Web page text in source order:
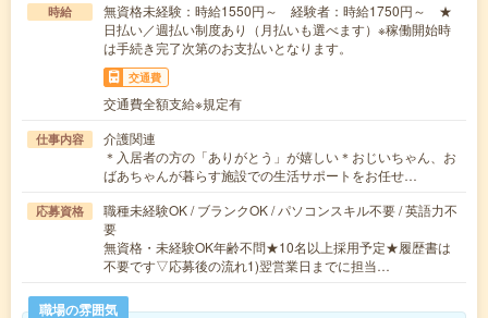
時給
無資格未経験：時給1550円～ 経験者：時給1750円～ ★
日払い／週払い制度あり（月払いも選べます）※稼働開始時
は手続き完了次第のお支払いとなります。
交通費
交通費全額支給※規定有
仕事内容
介護関連
＊入居者の方の「ありがとう」が嬉しい＊おじいちゃん、お
ばあちゃんが暮らす施設での生活サポートをお任せ…
応募資格
職種未経験OK / ブランクOK / パソコンスキル不要 / 英語力不
要
無資格・未経験OK年齢不問★10名以上採用予定★履歴書は
不要です▽応募後の流れ1)翌営業日までに担当…
職場の雰囲気